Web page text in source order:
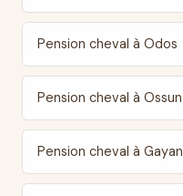
Pension cheval à Odos
Pension cheval à Ossun
Pension cheval à Gayan